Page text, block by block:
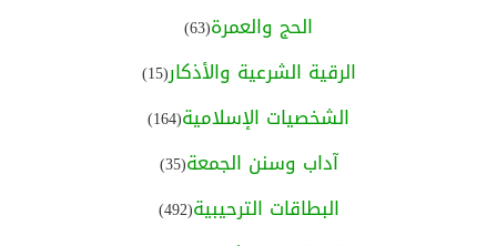
الحج والعمرة(63)
الرقية الشرعية والأذكار(15)
الشخصيات الإسلامية(164)
آداب وسنن الجمعة(35)
البطاقات الترحيبية(492)